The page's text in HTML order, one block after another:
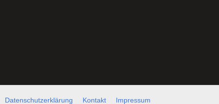
Datenschutzerklärung Kontakt Impressum